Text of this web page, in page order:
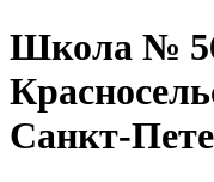
Школа №
Санкт-